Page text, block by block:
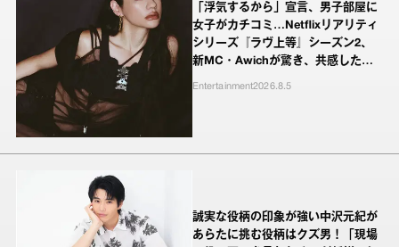
「浮気するから」宣言、男子部屋に
女子がカチコミ…Netflixリアリティ
シリーズ『ラヴ上等』シーズン2、
新MC・Awichが驚き、共感したヤ
ンキーたちの本気の恋模様
Entertainment2026.8.5
誠実な役柄の印象が強い中沢元紀が
あらたに挑む役柄はクズ男！「現場